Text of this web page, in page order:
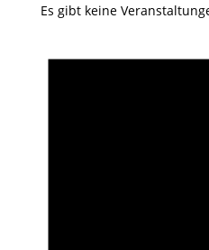
Es gibt keine